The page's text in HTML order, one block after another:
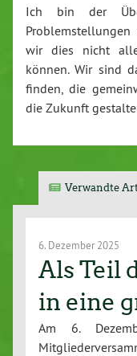
Ich bin der
wir dies nicht
können. Wir sind
finden, die
die Zukunft
Verwandte
6. Dezember 2025
Als Teil
in eine
Am 6.